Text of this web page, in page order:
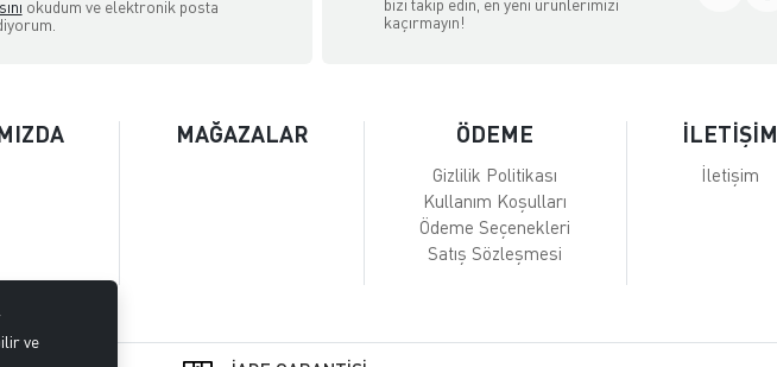
okudum ve elektronik posta
bizi takip edin, en yeni ürünlerimizi
kaçırmayın!
MAĞAZALAR ÖDEME
Gizlilik Politikası
Kullanım Koşulları
Ödeme Seçenekleri
Satış Sözleşmesi
İLETİŞİM
İletişim
ve